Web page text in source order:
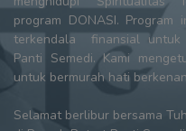
program DONASI.
terkendala finansial untuk
Panti Semedi. Kami
untuk bermurah hati
Selamat berlibur bersama